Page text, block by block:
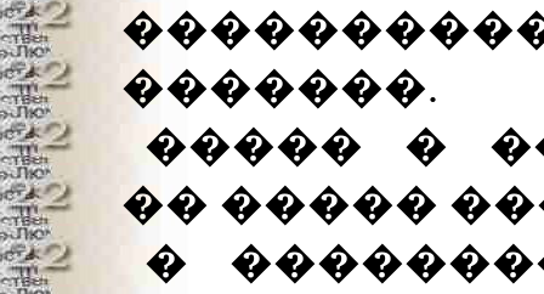
�������.
����� �
�� �����
�